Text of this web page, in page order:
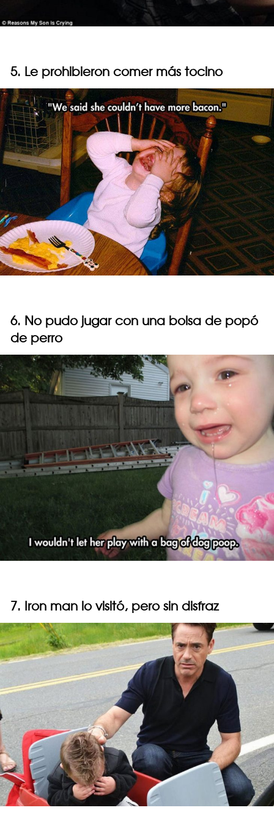
5. Le prohibieron comer más tocino
6. No pudo jugar con una bolsa de popó
de perro
7. Iron man lo visitó, pero sin disfraz